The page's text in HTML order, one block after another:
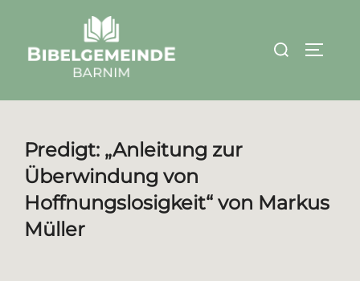
springen
Suchen
Predigt: „Anleitung zur
Überwindung von
Hoffnungslosigkeit“ von Markus
Müller